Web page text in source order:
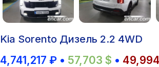
Kia Sorento Дизель 2.2 4WD
4,741,217 ₽ • 57,703 $ • 49,994